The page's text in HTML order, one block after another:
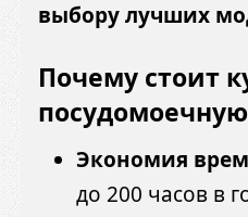
выбору лучших
Почему стоит
Экономия
до 200 часов в